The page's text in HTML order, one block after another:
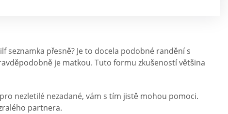
přesně? Je to docela podobné randění s
je matkou. Tuto formu zkušeností většina
nezletilé nezadané, vám s tím jistě mohou pomoci.
partnera.